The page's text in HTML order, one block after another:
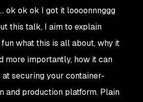
ok ok ok I got it loooonnnggg
this talk, I aim to explain
what this is all about, why it
more importantly, how it can
securing your container-
and production platform. Plain